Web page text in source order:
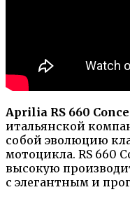
Aprilia RS 660
итальянской
собой эволюцию
мотоцикла. RS 660
высокую
с элегантным и